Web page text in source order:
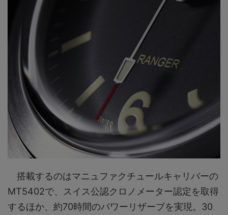
搭載するのはマニュファクチュールキャリバーの
MT5402で、スイス公認クロノメーター認定を取得
するほか、約70時間のパワーリザーブを実現。30